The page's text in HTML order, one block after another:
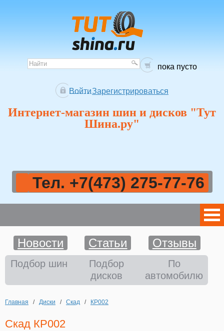
пока пусто
Зарегистрироваться
Войти
Интернет-магазин шин и дисков "Тут
Шина.ру"
Тел. +7(473) 275-77-76
Шины
Диски
Аккумуляторы
Новости Статьи Отзывы
Подбор шин
Подбор
дисков
По
автомобилю
Главная / Диски / Скад / КР002
Скад КР002